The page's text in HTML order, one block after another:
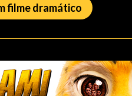
filme dramático